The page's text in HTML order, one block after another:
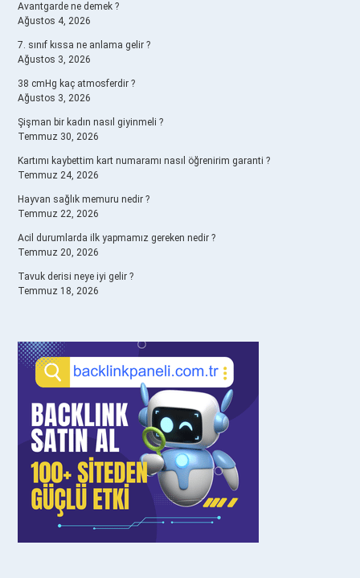
Avantgarde ne demek ?
Ağustos 4, 2026
7. sınıf kıssa ne anlama gelir ?
Ağustos 3, 2026
38 cmHg kaç atmosferdir ?
Ağustos 3, 2026
Şişman bir kadın nasıl giyinmeli ?
Temmuz 30, 2026
Kartımı kaybettim kart numaramı nasıl öğrenirim garanti ?
Temmuz 24, 2026
Hayvan sağlık memuru nedir ?
Temmuz 22, 2026
Acil durumlarda ilk yapmamız gereken nedir ?
Temmuz 20, 2026
Tavuk derisi neye iyi gelir ?
Temmuz 18, 2026